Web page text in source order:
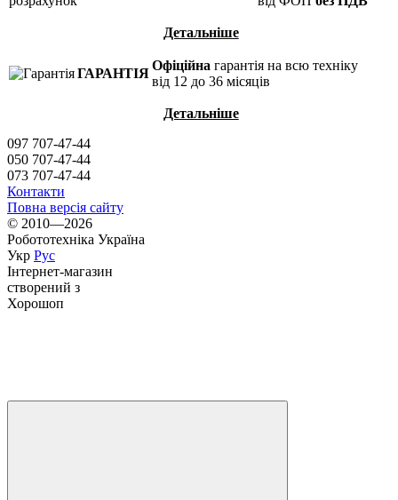
Детальніше
ГАРАНТІЯ
Офіційна гарантія на всю техніку
від 12 до 36 місяців
Детальніше
097 707-47-44
050 707-47-44
073 707-47-44
Контакти
Повна версія сайту
© 2010—2026
Робототехніка Україна
Укр Рус
Інтернет-магазин
створений з
Хорошоп